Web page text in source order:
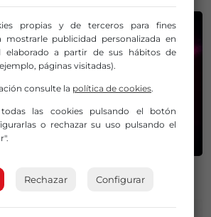
lugares de Bizkaia y Las
el eclipse del 12 de agosto
propias y de terceros para fines
mostrarle publicidad personalizada en
elaborado a partir de sus hábitos de
páginas visitadas).
consulte la política de cookies.
las cookies pulsando el botón
o rechazar su uso pulsando el
Rechazar Configurar